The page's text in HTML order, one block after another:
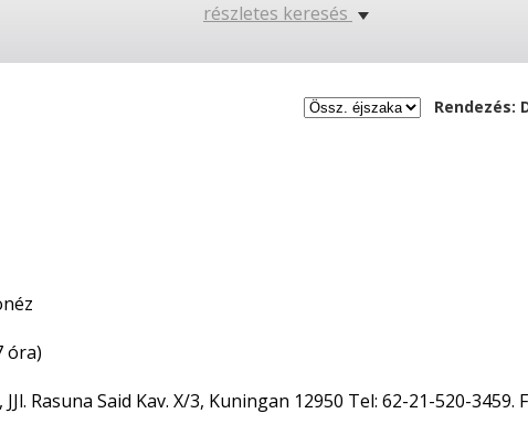
részletes keresés
Rendezés:
óra)
Rasuna Said Kav. X/3, Kuningan 12950 Tel: 62-21-520-3459.